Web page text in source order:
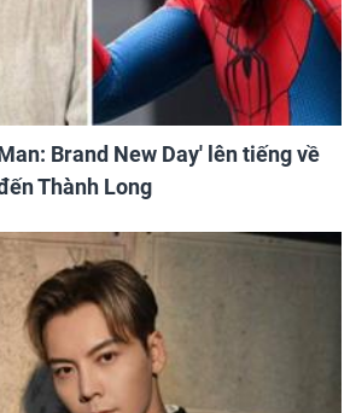
Brand New Day' lên tiếng về
Thành Long